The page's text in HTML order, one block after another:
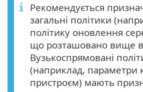
Рекомендується
загальні політики
політику оновлення
що розташовано вище в
Вузькоспрямовані
(наприклад, параметри
пристроєм) мають